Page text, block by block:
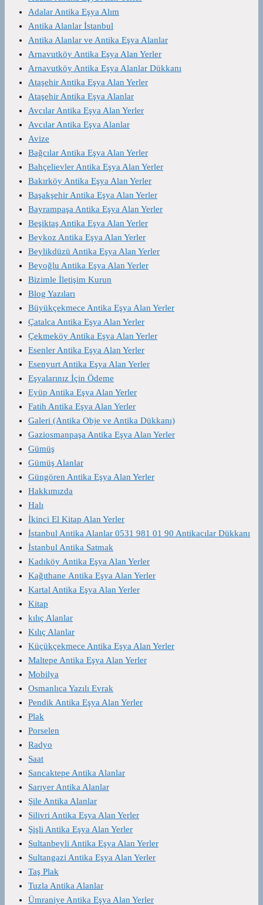
Adalar Antika Eşya Alım
Antika Alanlar İstanbul
Antika Alanlar ve Antika Eşya Alanlar
Arnavutköy Antika Eşya Alan Yerler
Arnavutköy Antika Eşya Alanlar Dükkanı
Ataşehir Antika Eşya Alan Yerler
Ataşehir Antika Eşya Alanlar
Avcılar Antika Eşya Alan Yerler
Avcılar Antika Eşya Alanlar
Avize
Bağcılar Antika Eşya Alan Yerler
Bahçelievler Antika Eşya Alan Yerler
Bakırköy Antika Eşya Alan Yerler
Başakşehir Antika Eşya Alan Yerler
Bayrampaşa Antika Eşya Alan Yerler
Beşiktaş Antika Eşya Alan Yerler
Beykoz Antika Eşya Alan Yerler
Beylikdüzü Antika Eşya Alan Yerler
Beyoğlu Antika Eşya Alan Yerler
Bizimle İletişim Kurun
Blog Yazıları
Büyükçekmece Antika Eşya Alan Yerler
Çatalca Antika Eşya Alan Yerler
Çekmeköy Antika Eşya Alan Yerler
Esenler Antika Eşya Alan Yerler
Esenyurt Antika Eşya Alan Yerler
Eşyalarınız İçin Ödeme
Eyüp Antika Eşya Alan Yerler
Fatih Antika Eşya Alan Yerler
Galeri (Antika Obje ve Antika Dükkanı)
Gaziosmanpaşa Antika Eşya Alan Yerler
Gümüş
Gümüş Alanlar
Güngören Antika Eşya Alan Yerler
Hakkımızda
Halı
İkinci El Kitap Alan Yerler
İstanbul Antika Alanlar 0531 981 01 90 Antikacılar Dükkanı
İstanbul Antika Satmak
Kadıköy Antika Eşya Alan Yerler
Kağıthane Antika Eşya Alan Yerler
Kartal Antika Eşya Alan Yerler
Kitap
kılıç Alanlar
Kılıç Alanlar
Küçükçekmece Antika Eşya Alan Yerler
Maltepe Antika Eşya Alan Yerler
Mobilya
Osmanlıca Yazılı Evrak
Pendik Antika Eşya Alan Yerler
Plak
Porselen
Radyo
Saat
Sancaktepe Antika Alanlar
Sarıyer Antika Alanlar
Şile Antika Alanlar
Silivri Antika Eşya Alan Yerler
Şişli Antika Eşya Alan Yerler
Sultanbeyli Antika Eşya Alan Yerler
Sultangazi Antika Eşya Alan Yerler
Taş Plak
Tuzla Antika Alanlar
Ümraniye Antika Eşya Alan Yerler